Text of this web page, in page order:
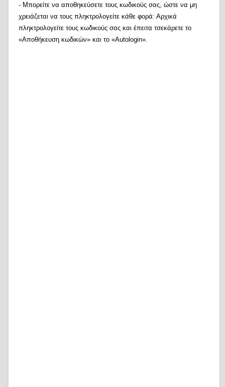
- Μπορείτε να αποθηκεύσετε τους κωδικούς σας, ώστε να μη
χρειάζεται να τους πληκτρολογείτε κάθε φορά: Αρχικά
πληκτρολογείτε τους κωδικούς σας και έπειτα τσεκάρετε το
«Αποθήκευση κωδικών» και το «Autologin».